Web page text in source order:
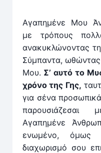
Αγαπημένε Μου
με τρόπους
ανακυκλώνοντας
Σύμπαντα, ωθώντας
Μου. Σ’ αυτό το
χρόνο της Γης,
για σένα
Αγαπημένε
ενωμένο, όμως
διαχωρισμό σου